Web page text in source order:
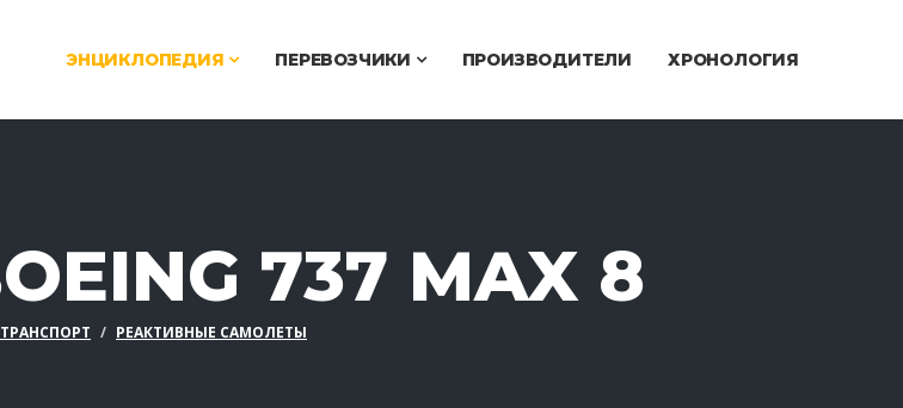
ЭНЦИКЛОПЕДИЯ ПЕРЕВОЗЧИКИ ПРОИЗВОДИТЕЛИ ХРОНОЛОГИЯ
737 MAX 8
РЕАКТИВНЫЕ САМОЛЕТЫ